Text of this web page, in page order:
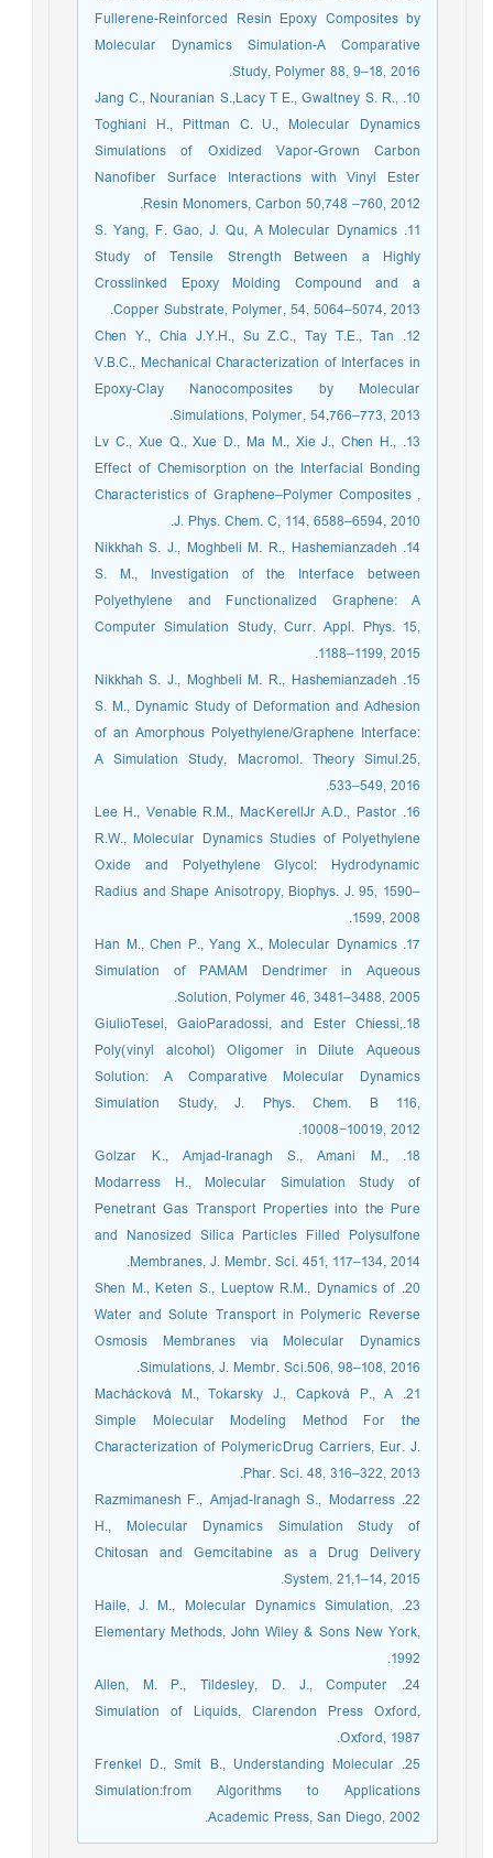
Fullerene-Reinforced Resin Epoxy Composites by
Molecular Dynamics Simulation-A Comparative
Study, Polymer 88, 9‒18, 2016.
10. Jang C., Nouranian S.,Lacy T E., Gwaltney S. R.,
Toghiani H., Pittman C. U., Molecular Dynamics
Simulations of Oxidized Vapor-Grown Carbon
Nanofiber Surface Interactions with Vinyl Ester
Resin Monomers, Carbon 50,748 –760, 2012.
11. S. Yang, F. Gao, J. Qu, A Molecular Dynamics
Study of Tensile Strength Between a Highly
Crosslinked Epoxy Molding Compound and a
Copper Substrate, Polymer, 54, 5064‒5074, 2013.
12. Chen Y., Chia J.Y.H., Su Z.C., Tay T.E., Tan
V.B.C., Mechanical Characterization of Interfaces in
Epoxy-Clay Nanocomposites by Molecular
Simulations, Polymer, 54,766‒773, 2013.
13. Lv C., Xue Q., Xue D., Ma M., Xie J., Chen H.,
Effect of Chemisorption on the Interfacial Bonding
Characteristics of Graphene‒Polymer Composites ,
J. Phys. Chem. C, 114, 6588–6594, 2010.
14. Nikkhah S. J., Moghbeli M. R., Hashemianzadeh
S. M., Investigation of the Interface between
Polyethylene and Functionalized Graphene: A
Computer Simulation Study, Curr. Appl. Phys. 15,
1188‒1199, 2015.
15. Nikkhah S. J., Moghbeli M. R., Hashemianzadeh
S. M., Dynamic Study of Deformation and Adhesion
of an Amorphous Polyethylene/Graphene Interface:
A Simulation Study, Macromol. Theory Simul.25,
533‒549, 2016.
16. Lee H., Venable R.M., MacKerellJr A.D., Pastor
R.W., Molecular Dynamics Studies of Polyethylene
Oxide and Polyethylene Glycol: Hydrodynamic
Radius and Shape Anisotropy, Biophys. J. 95, 1590‒
1599, 2008.
17. Han M., Chen P., Yang X., Molecular Dynamics
Simulation of PAMAM Dendrimer in Aqueous
Solution, Polymer 46, 3481–3488, 2005.
18.GiulioTesei, GaioParadossi, and Ester Chiessi,
Poly(vinyl alcohol) Oligomer in Dilute Aqueous
Solution: A Comparative Molecular Dynamics
Simulation Study, J. Phys. Chem. B 116,
10008−10019, 2012.
18. Golzar K., Amjad-Iranagh S., Amani M.,
Modarress H., Molecular Simulation Study of
Penetrant Gas Transport Properties into the Pure
and Nanosized Silica Particles Filled Polysulfone
Membranes, J. Membr. Sci. 451, 117‒134, 2014.
20. Shen M., Keten S., Lueptow R.M., Dynamics of
Water and Solute Transport in Polymeric Reverse
Osmosis Membranes via Molecular Dynamics
Simulations, J. Membr. Sci.506, 98‒108, 2016.
21. Machácková M., Tokarsky J., Capková P., A
Simple Molecular Modeling Method For the
Characterization of PolymericDrug Carriers, Eur. J.
Phar. Sci. 48, 316‒322, 2013.
22. Razmimanesh F., Amjad-Iranagh S., Modarress
H., Molecular Dynamics Simulation Study of
Chitosan and Gemcitabine as a Drug Delivery
System, 21,1‒14, 2015.
23. Haile, J. M., Molecular Dynamics Simulation,
Elementary Methods, John Wiley & Sons New York,
1992.
24. Allen, M. P., Tildesley, D. J., Computer
Simulation of Liquids, Clarendon Press Oxford,
Oxford, 1987.
25. Frenkel D., Smit B., Understanding Molecular
Simulation:from Algorithms to Applications
Academic Press, San Diego, 2002.